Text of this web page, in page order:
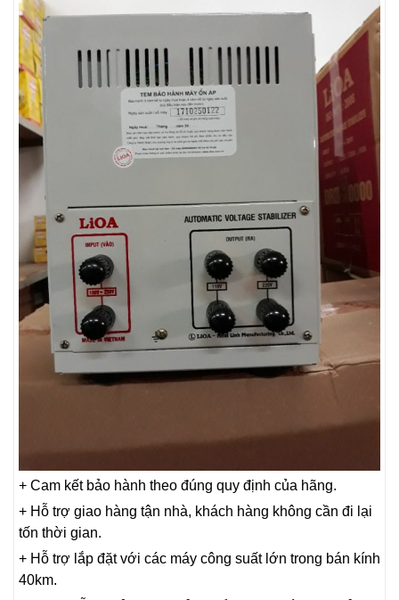
+ Cam kết bảo hành theo đúng quy định của hãng.
+ Hỗ trợ giao hàng tận nhà, khách hàng không cần đi lại
tốn thời gian.
+ Hỗ trợ lắp đặt với các máy công suất lớn trong bán kính
40km.